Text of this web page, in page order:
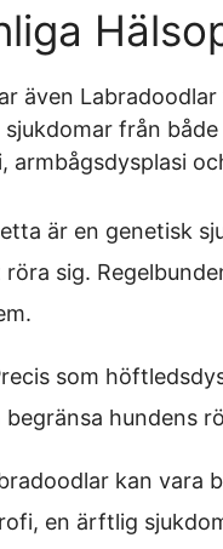
även
från
armbågsdysplasi
är en genetisk
sig.
som
hundens
kan vara
en ärftlig